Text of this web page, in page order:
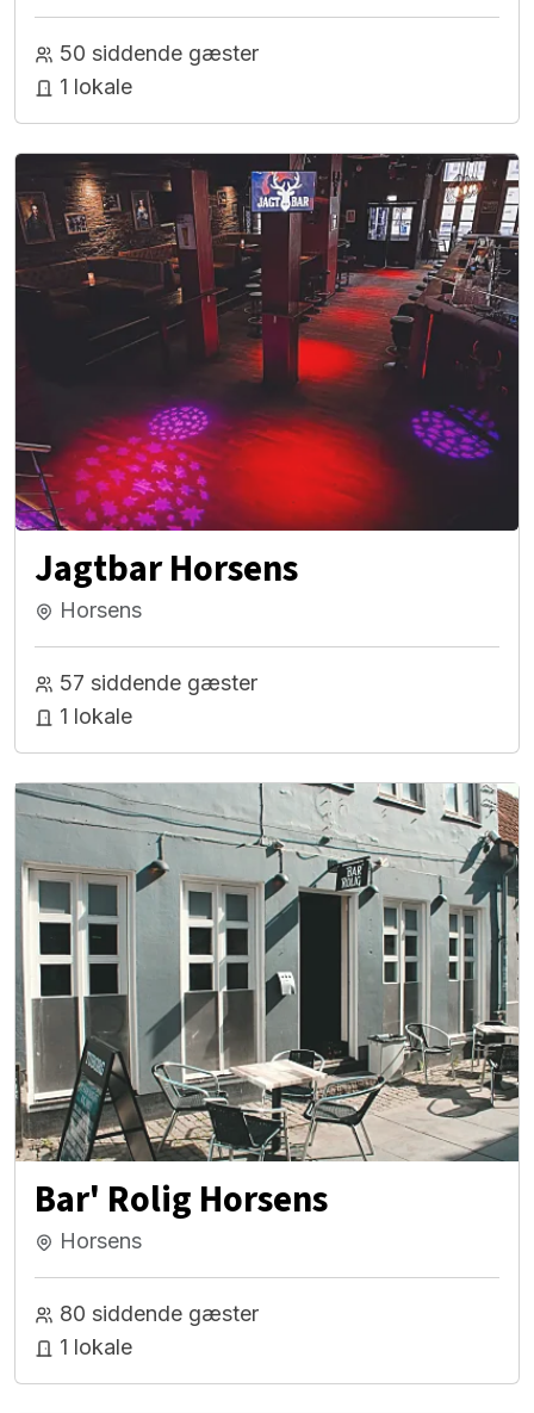
50 siddende gæster
1 lokale
Jagtbar Horsens
Horsens
57 siddende gæster
1 lokale
Bar' Rolig Horsens
Horsens
80 siddende gæster
1 lokale